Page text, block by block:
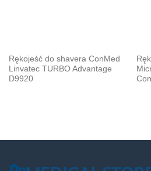
Rękojeść do shavera ConMed
Linvatec TURBO Advantage
D9920